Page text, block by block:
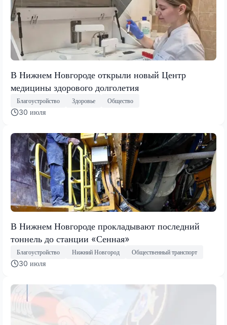
В Нижнем Новгороде открыли новый Центр
медицины здорового долголетия
Благоустройство Здоровье Общество
30 июля
В Нижнем Новгороде прокладывают последний
тоннель до станции «Сенная»
Благоустройство Нижний Новгород Общественный транспорт
30 июля